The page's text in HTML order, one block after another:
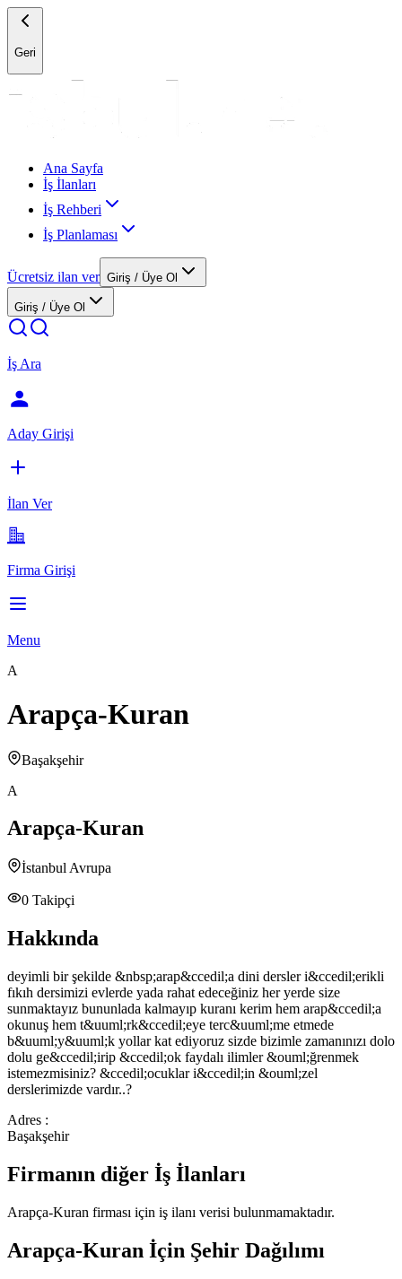
Geri
Ana Sayfa
İş İlanları
İş Rehberi
İş Planlaması
Ücretsiz ilan ver Giriş / Üye Ol
Giriş / Üye Ol
İş Ara
Aday Girişi
İlan Ver
Firma Girişi
Menu
A
Arapça-Kuran
Başakşehir
A
Arapça-Kuran
İstanbul Avrupa
0 Takipçi
Hakkında
deyimli bir şekilde &nbsp;arap&ccedil;a dini dersler i&ccedil;erikli
fıkıh dersimizi evlerde yada rahat edeceğiniz her yerde size
sunmaktayız bununlada kalmayıp kuranı kerim hem arap&ccedil;a
okunuş hem t&uuml;rk&ccedil;eye terc&uuml;me etmede
b&uuml;y&uuml;k yollar kat ediyoruz sizde bizimle zamanınızı dolo
dolu ge&ccedil;irip &ccedil;ok faydalı ilimler &ouml;ğrenmek
istemezmisiniz? &ccedil;ocuklar i&ccedil;in &ouml;zel
derslerimizde vardır..?
Adres :
Başakşehir
Firmanın diğer İş İlanları
Arapça-Kuran firması için iş ilanı verisi bulunmamaktadır.
Arapça-Kuran İçin Şehir Dağılımı